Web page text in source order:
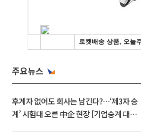
주요뉴스
후계자 없어도 회사는 남긴다?…‘제3자 승
계’ 시험대 오른 中企 현장 [기업승계 대전